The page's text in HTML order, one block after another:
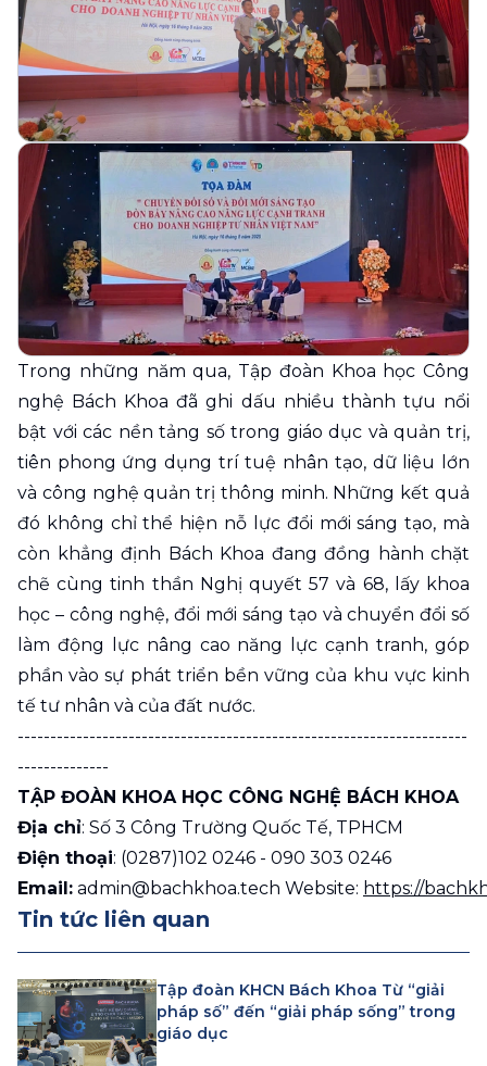
Trong những năm qua, Tập đoàn Khoa học Công
nghệ Bách Khoa đã ghi dấu nhiều thành tựu nổi
bật với các nền tảng số trong giáo dục và quản trị,
tiên phong ứng dụng trí tuệ nhân tạo, dữ liệu lớn
và công nghệ quản trị thông minh. Những kết quả
đó không chỉ thể hiện nỗ lực đổi mới sáng tạo, mà
còn khẳng định Bách Khoa đang đồng hành chặt
chẽ cùng tinh thần Nghị quyết 57 và 68, lấy khoa
học – công nghệ, đổi mới sáng tạo và chuyển đổi số
làm động lực nâng cao năng lực cạnh tranh, góp
phần vào sự phát triển bền vững của khu vực kinh
tế tư nhân và của đất nước.
---------------------------------------------------------------------
--------------
TẬP ĐOÀN KHOA HỌC CÔNG NGHỆ BÁCH KHOA
Địa chỉ: Số 3 Công Trường Quốc Tế, TPHCM
Điện thoại: (0287)102 0246 - 090 303 0246
Email: admin@bachkhoa.tech Website: https://
Tin tức liên quan
Tập đoàn KHCN Bách Khoa Từ “giải
pháp số” đến “giải pháp sống” trong
giáo dục